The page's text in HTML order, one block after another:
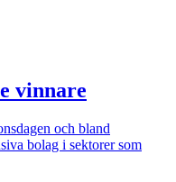
vinnare
och bland
bolag i sektorer som